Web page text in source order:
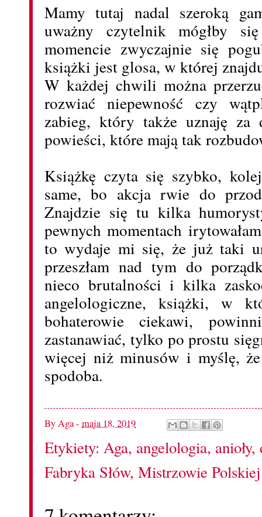
Mamy tutaj nadal szeroką
uważny czytelnik mógłby
momencie zwyczajnie się
książki jest glosa, w której
W każdej chwili można
rozwiać niepewność czy
zabieg, który także uznaję za
powieści, które mają tak
Książkę czyta się szybko,
same, bo akcja rwie do
Znajdzie się tu kilka
pewnych momentach
to wydaje mi się, że już taki
przeszłam nad tym do
nieco brutalności i kilka
angelologiczne, książki, w
bohaterowie ciekawi,
zastanawiać, tylko po prostu
więcej niż minusów i myślę,
spodoba.
ByAga- maja 18, 2019
Etykiety: Aga, angelologia, anioły,
Fabryka Słów, Mistrzowie